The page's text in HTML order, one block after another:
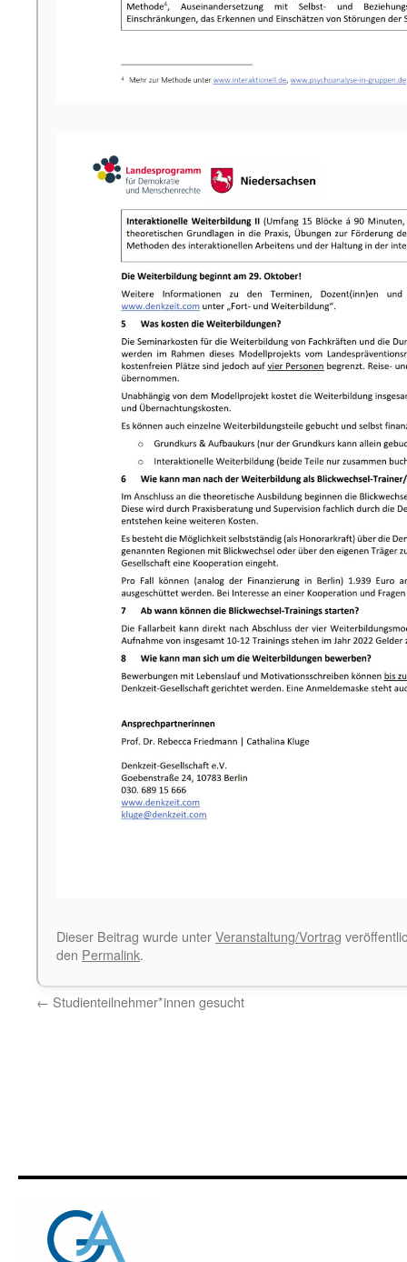
Dieser Beitrag wurde unterVeranstaltung/Vortrag
den Permalink.
← Studienteilnehmer*innen gesucht